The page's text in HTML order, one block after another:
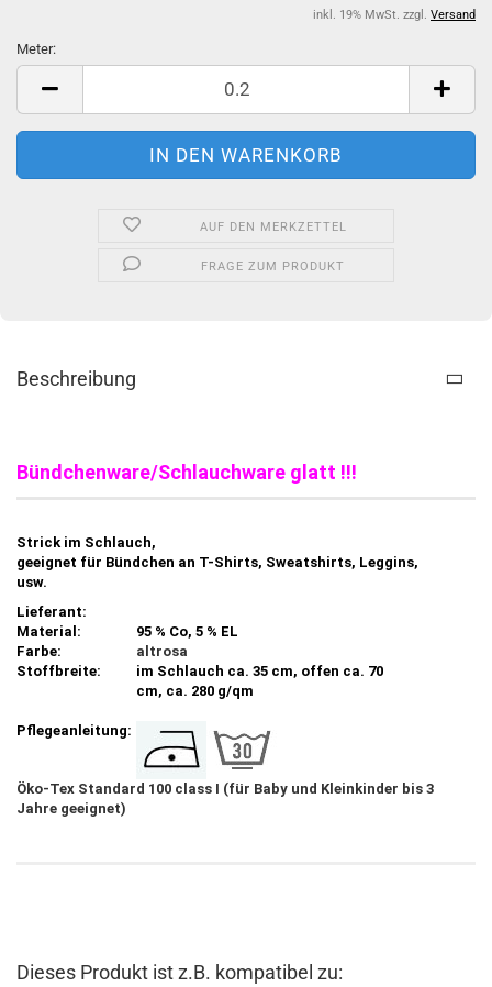
inkl. 19% MwSt. zzgl. Versand
Meter:
Meter
AUF DEN MERKZETTEL
FRAGE ZUM PRODUKT
Beschreibung
Bündchenware/Schlauchware glatt !!!
Strick im Schlauch,
geeignet für Bündchen an T-Shirts, Sweatshirts, Leggins,
usw.
Lieferant:
Material:
95 % Co, 5 % EL
Farbe:
altrosa
Stoffbreite:
im Schlauch ca. 35 cm, offen ca. 70
cm, ca. 280 g/qm
Pflegeanleitung:
Öko-Tex Standard 100 class I (für Baby und Kleinkinder bis 3
Jahre geeignet)
Dieses Produkt ist z.B. kompatibel zu: